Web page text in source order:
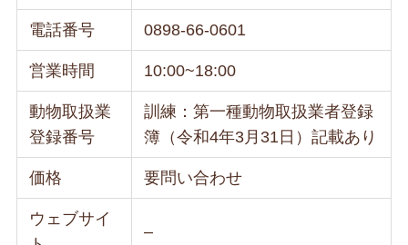
電話番号 0898-66-0601
営業時間 10:00~18:00
動物取扱業
登録番号
訓練：第一種動物取扱業者登録
簿（令和4年3月31日）記載あり
価格 要問い合わせ
ウェブサイ
–